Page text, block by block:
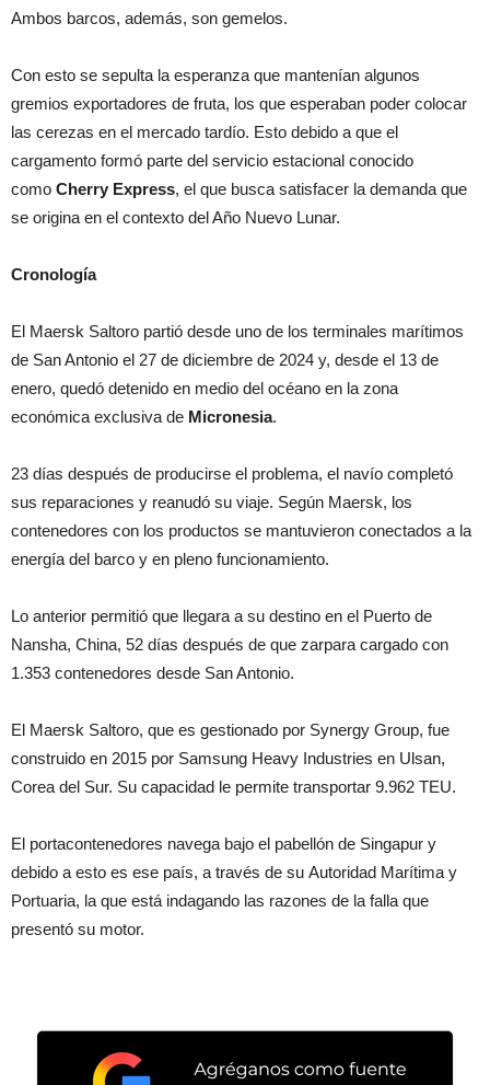
Ambos barcos, además, son gemelos.
Con esto se sepulta la esperanza que mantenían algunos
gremios exportadores de fruta, los que esperaban poder colocar
las cerezas en el mercado tardío. Esto debido a que el
cargamento formó parte del servicio estacional conocido
como Cherry Express, el que busca satisfacer la demanda que
se origina en el contexto del Año Nuevo Lunar.
Cronología
El Maersk Saltoro partió desde uno de los terminales marítimos
de San Antonio el 27 de diciembre de 2024 y, desde el 13 de
enero, quedó detenido en medio del océano en la zona
económica exclusiva de Micronesia.
23 días después de producirse el problema, el navío completó
sus reparaciones y reanudó su viaje. Según Maersk, los
contenedores con los productos se mantuvieron conectados a la
energía del barco y en pleno funcionamiento.
Lo anterior permitió que llegara a su destino en el Puerto de
Nansha, China, 52 días después de que zarpara cargado con
1.353 contenedores desde San Antonio.
El Maersk Saltoro, que es gestionado por Synergy Group, fue
construido en 2015 por Samsung Heavy Industries en Ulsan,
Corea del Sur. Su capacidad le permite transportar 9.962 TEU.
El portacontenedores navega bajo el pabellón de Singapur y
debido a esto es ese país, a través de su Autoridad Marítima y
Portuaria, la que está indagando las razones de la falla que
presentó su motor.